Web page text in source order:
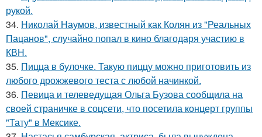
рукой.
34. Николай Наумов, известный как Колян из "Реальных
Пацанов", случайно попал в кино благодаря участию в
КВН.
35. Пицца в булочке. Такую пиццу можно приготовить из
любого дрожжевого теста с любой начинкой.
36. Певица и телеведущая Ольга Бузова сообщила на
своей страничке в соцсети, что посетила концерт группы
"Тату" в Мексике.